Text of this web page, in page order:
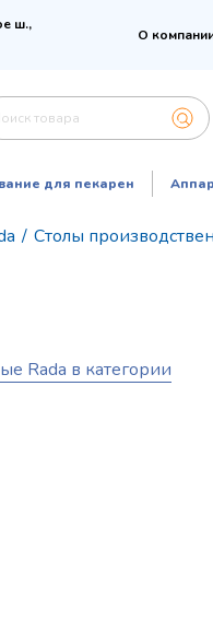
ш.,
О
для пекарен
/ Столы
Rada в категории